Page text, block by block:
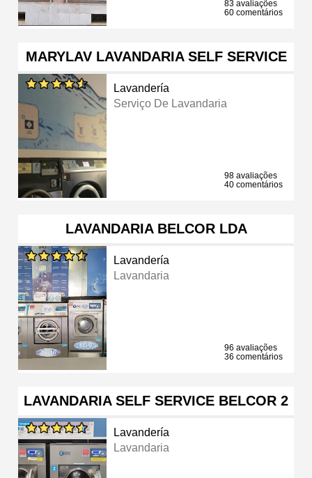
83 avaliações
60 comentários
MARYLAV LAVANDARIA SELF SERVICE
Lavandería
Serviço De Lavandaria
98 avaliações
40 comentários
LAVANDARIA BELCOR LDA
Lavandería
Lavandaria
96 avaliações
36 comentários
LAVANDARIA SELF SERVICE BELCOR 2
Lavandería
Lavandaria